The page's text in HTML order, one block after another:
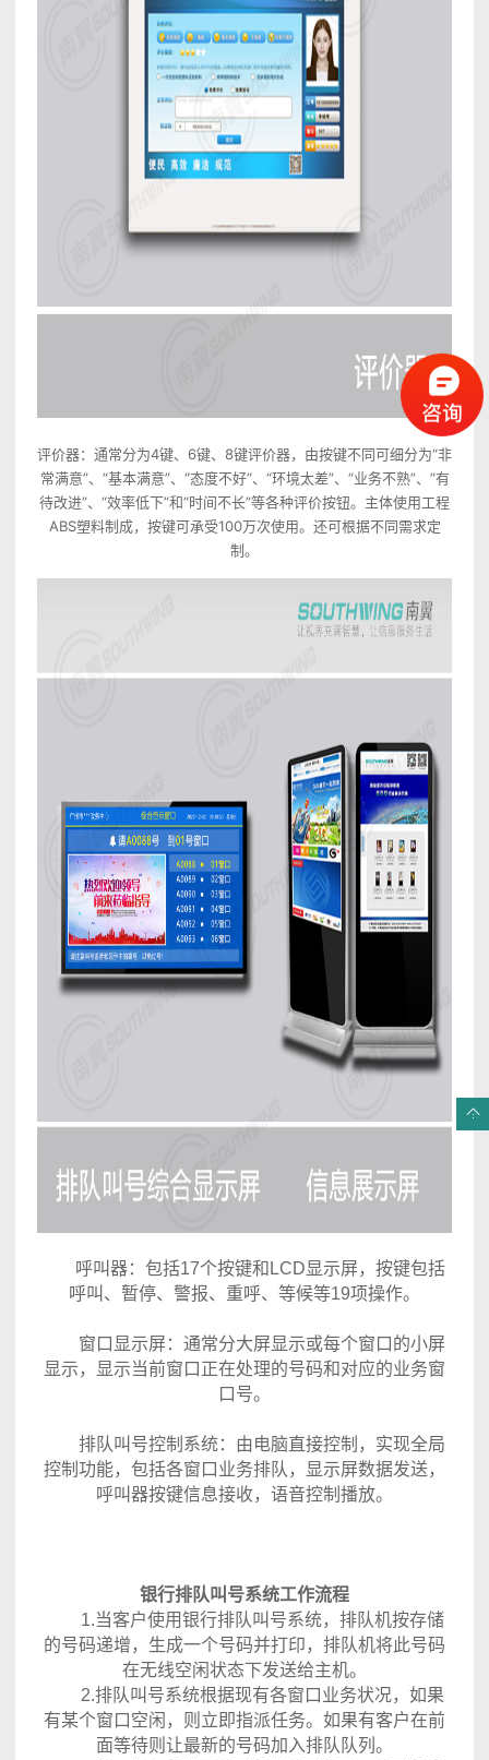
评价器：通常分为4键、6键、8键评价器，由按键不同可细分为“非
常满意”、“基本满意”、“态度不好”、“环境太差”、“业务不熟”、“有
待改进”、“效率低下”和“时间不长”等各种评价按钮。主体使用工程
ABS塑料制成，按键可承受100万次使用。还可根据不同需求定
制。
呼叫器：包括17个按键和LCD显示屏，按键包括
呼叫、暂停、警报、重呼、等候等19项操作。
窗口显示屏：通常分大屏显示或每个窗口的小屏
显示，显示当前窗口正在处理的号码和对应的业务窗
口号。
排队叫号控制系统：由电脑直接控制，实现全局
控制功能，包括各窗口业务排队，显示屏数据发送，
呼叫器按键信息接收，语音控制播放。
银行排队叫号系统工作流程
1.当客户使用银行排队叫号系统，排队机按存储
的号码递增，生成一个号码并打印，排队机将此号码
在无线空闲状态下发送给主机。
2.排队叫号系统根据现有各窗口业务状况，如果
有某个窗口空闲，则立即指派任务。如果有客户在前
面等待则让最新的号码加入排队队列。